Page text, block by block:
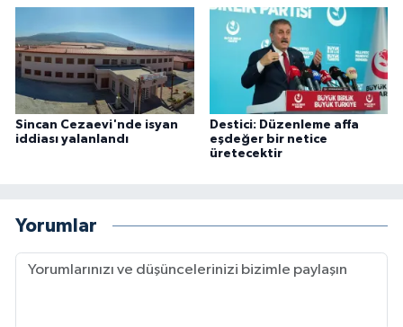
Sincan Cezaevi'nde isyan
iddiası yalanlandı
Destici: Düzenleme affa
eşdeğer bir netice
üretecektir
Yorumlar